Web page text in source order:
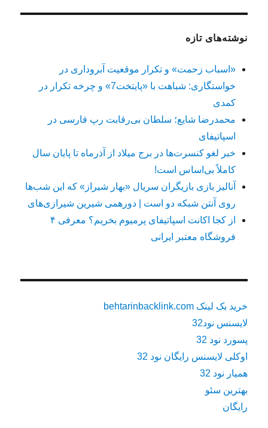
نوشته‌های تازه
«اسباب زحمت» و تکرار موقعیت آبروداری در
خواستگاری: شباهت با «پایتخت7» و چرخه تکرار در
کمدی
محمدرضا شایع؛ سلطان بی‌رقابت رپ فارسی در
اسپاتیفای
خبر لغو کنسرت‌ها در برج میلاد از آذرماه تا پایان سال
کاملاً بی‌اساس است!
آنالیز بازی بازیگران سریال «بهار شیراز» که این شب‌ها
روی آنتن شبکه دو است | دورهمی شیرین شیرازی‌های
از کجا اکانت اسپاتیفای پرمیوم بخریم؟ معرفی ۴
فروشگاه معتبر ایرانی
خرید بک لینک behtarinbacklink.com
لایسنس نود32
پسورد نود 32
اوکلی لایسنس رایگان نود 32
همیار نود 32
بهترین سئو
رایگان